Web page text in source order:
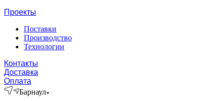
Проекты
Поставки
Производство
Технологии
Контакты
Доставка
Оплата
Барнаул